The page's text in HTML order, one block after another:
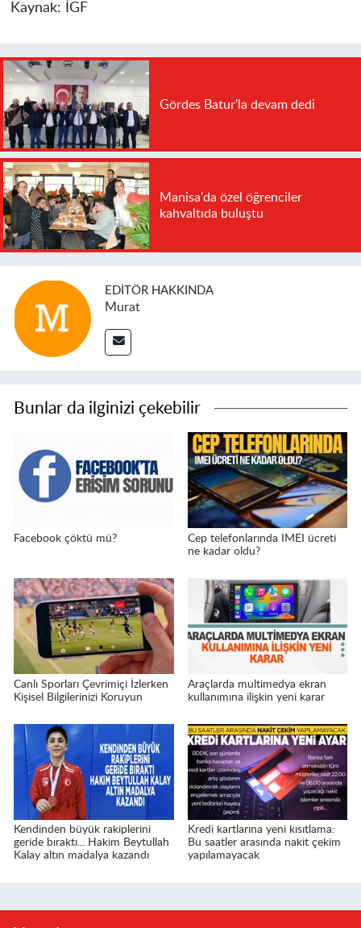
Kaynak: İGF
Gördes Batur'la devam dedi
Manisa'da özel öğrenciler
kahvaltıda buluştu
EDITÖR HAKKINDA
Murat
Bunlar da ilginizi çekebilir
Facebook çöktü mü?
Cep telefonlarında IMEI ücreti
ne kadar oldu?
Canlı Sporları Çevrimiçi İzlerken
Kişisel Bilgilerinizi Koruyun
Araçlarda multimedya ekran
kullanımına ilişkin yeni karar
Kendinden büyük rakiplerini
geride bıraktı... Hakim Beytullah
Kalay altın madalya kazandı
Kredi kartlarına yeni kısıtlama:
Bu saatler arasında nakit çekim
yapılamayacak